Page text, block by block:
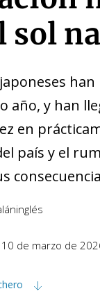
sol
año, y han
en
país y el
inglés
10 de marzo de